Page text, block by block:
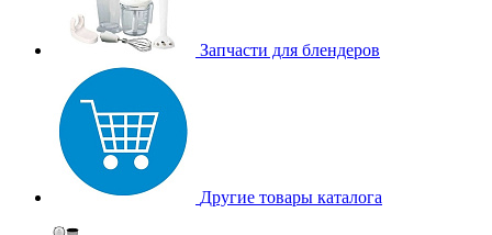
Запчасти для блендеров
Другие товары каталога